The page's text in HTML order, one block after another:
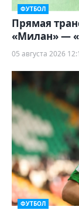
ФУТБОЛ
Прямая
«Милан» —
05 августа 2026
ФУТБОЛ